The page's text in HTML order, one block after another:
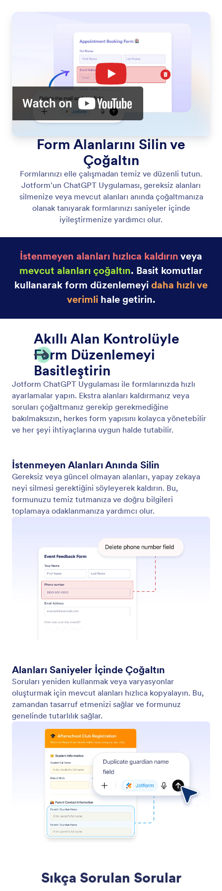
Form Alanlarını Silin ve
Çoğaltın
Formlarınızı elle çalışmadan temiz ve düzenli tutun.
Jotform'un ChatGPT Uygulaması, gereksiz alanları
silmenize veya mevcut alanları anında çoğaltmanıza
olanak tanıyarak formlarınızı saniyeler içinde
iyileştirmenize yardımcı olur.
İstenmeyen alanları hızlıca kaldırınveya
mevcut alanları çoğaltın. Basit komutlar
kullanarak form düzenlemeyidaha hızlı ve
verimlihale getirin.
Akıllı Alan Kontrolüyle
Form Düzenlemeyi
Basitleştirin
Jotform ChatGPT Uygulaması ile formlarınızda hızlı
ayarlamalar yapın. Ekstra alanları kaldırmanız veya
soruları çoğaltmanız gerekip gerekmediğine
bakılmaksızın, herkes form yapısını kolayca yönetebilir
ve her şeyi ihtiyaçlarına uygun halde tutabilir.
İstenmeyen Alanları Anında Silin
Gereksiz veya güncel olmayan alanları, yapay zekaya
neyi silmesi gerektiğini söyleyerek kaldırın. Bu,
formunuzu temiz tutmanıza ve doğru bilgileri
toplamaya odaklanmanıza yardımcı olur.
Alanları Saniyeler İçinde Çoğaltın
Soruları yeniden kullanmak veya varyasyonlar
oluşturmak için mevcut alanları hızlıca kopyalayın. Bu,
zamandan tasarruf etmenizi sağlar ve formunuz
genelinde tutarlılık sağlar.
Sıkça Sorulan Sorular